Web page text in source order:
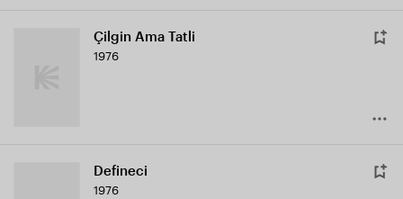
Çilgin Ama Tatli
1976
Defineci
1976